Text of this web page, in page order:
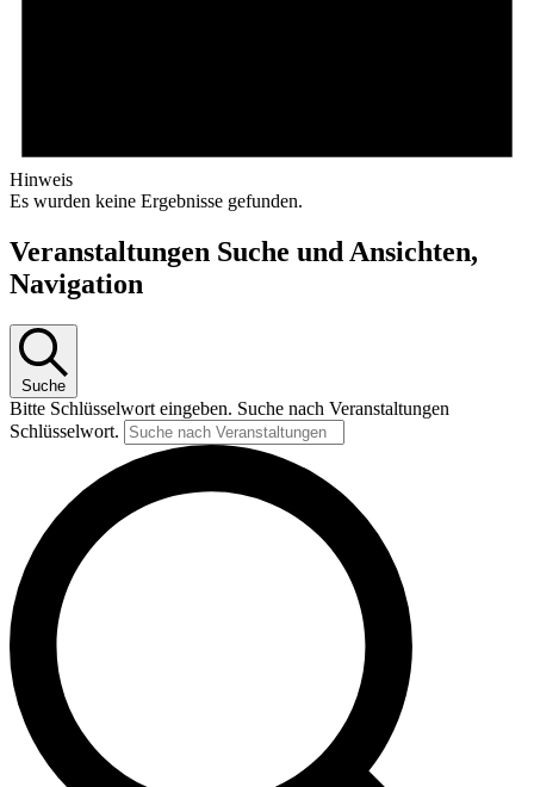
Hinweis
Es wurden keine Ergebnisse gefunden.
Veranstaltungen Suche und Ansichten,
Navigation
Suche
Bitte Schlüsselwort eingeben. Suche nach Veranstaltungen
Schlüsselwort.